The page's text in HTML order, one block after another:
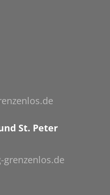
St. Peter
grenzenlos.de